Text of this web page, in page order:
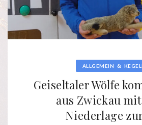
ALLGEMEIN &
Geiseltaler Wölfe
aus Zwickau
Niederlage